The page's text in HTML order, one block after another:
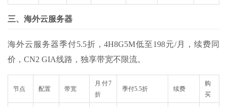
三、海外云服务器
海外云服务器季付5.5折，4H8G5M低至198元/月，续费同
价，CN2 GIA线路，独享带宽不限流。
节点 配置 带宽
月付7
折
季付5.5折 续费
购
买